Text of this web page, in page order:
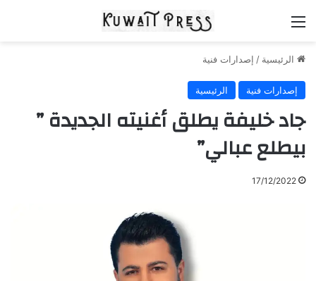
الرئيسية / إصدارات فنية
إصدارات فنية الرئيسية
جاد خليفة يطلق أغنيته الجديدة ”
بيطلع عبالي”
17/12/2022